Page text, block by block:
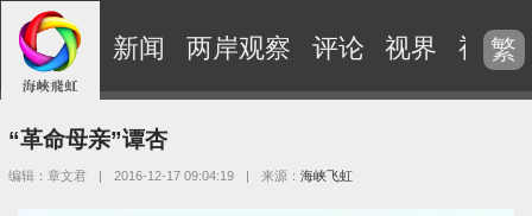
新闻 两岸观察 评论 视界 视频
繁
“革命母亲”谭杏
编辑：章文君 | 2016-12-17 09:04:19 | 来源：海峡飞虹